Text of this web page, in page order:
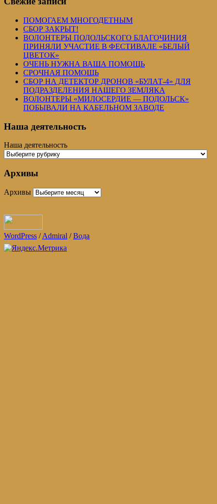
ПОМОГАЕМ МНОГОДЕТНЫМ
СБОР ЗАКРЫТ!
ВОЛОНТЕРЫ ПОДОЛЬСКОГО БЛАГОЧИНИЯ
ПРИНЯЛИ УЧАСТИЕ В ФЕСТИВАЛЕ «БЕЛЫЙ
ЦВЕТОК»
ОЧЕНЬ НУЖНА ВАША ПОМОЩЬ
СРОЧНАЯ ПОМОЩЬ
СБОР НА ДЕТЕКТОР ДРОНОВ «БУЛАТ-4» ДЛЯ
ПОДРАЗДЕЛЕНИЯ НАШЕГО ЗЕМЛЯКА
ВОЛОНТЕРЫ «МИЛОСЕРДИЕ — ПОДОЛЬСК»
ПОБЫВАЛИ НА КАБЕЛЬНОМ ЗАВОДЕ
Наша деятельность
Наша деятельность
Архивы
Архивы
WordPress /Admiral /Вода